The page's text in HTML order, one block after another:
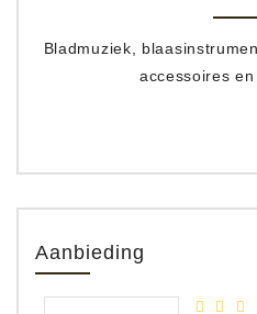
Bladmuziek,
accessoires en
Aanbieding